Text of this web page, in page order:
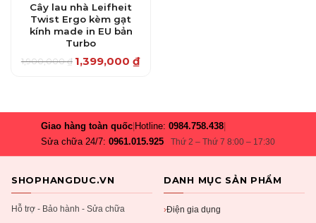
Cây lau nhà Leifheit
Twist Ergo kèm gạt
kính made in EU bản
Turbo
1,900,000₫
Giá
1,399,000₫
Giá
Giao hàng toàn quốc|Hotline:0984.758.438|
Sửa chữa 24/7:0961.015.925 Thứ 2 – Thứ 7 8:00 – 17:30
SHOPHANGDUC.VN
Hỗ trợ - Bảo hành - Sửa chữa
DANH MỤC SẢN PHẨM
›Điện gia dụng